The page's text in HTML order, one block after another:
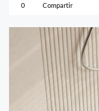
0 Compartir